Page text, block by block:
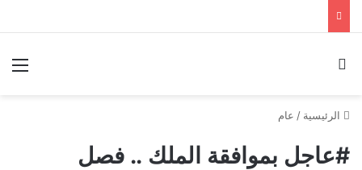
الرئيسية / عام
#عاجل بموافقة الملك .. فصل